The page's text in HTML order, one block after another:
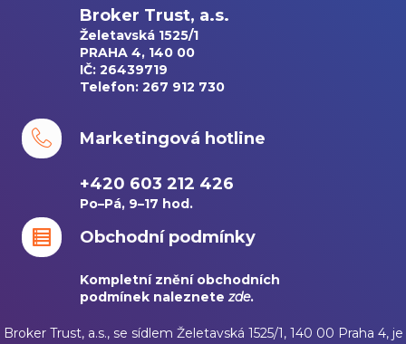
Broker Trust, a.s.
Želetavská 1525/1
PRAHA 4, 140 00
IČ: 26439719
Telefon: 267 912 730
Marketingová hotline
+420 603 212 426
Po–Pá, 9–17 hod.
Obchodní podmínky
Kompletní znění obchodních
podmínek naleznetezde.
Broker Trust, a.s., se sídlem Želetavská 1525/1, 140 00 Praha 4, je